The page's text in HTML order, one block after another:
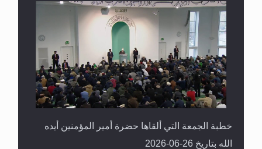
خطبة الجمعة التي ألقاها حضرة أمير المؤمنين أيده
الله بتاريخ 26-06-2026